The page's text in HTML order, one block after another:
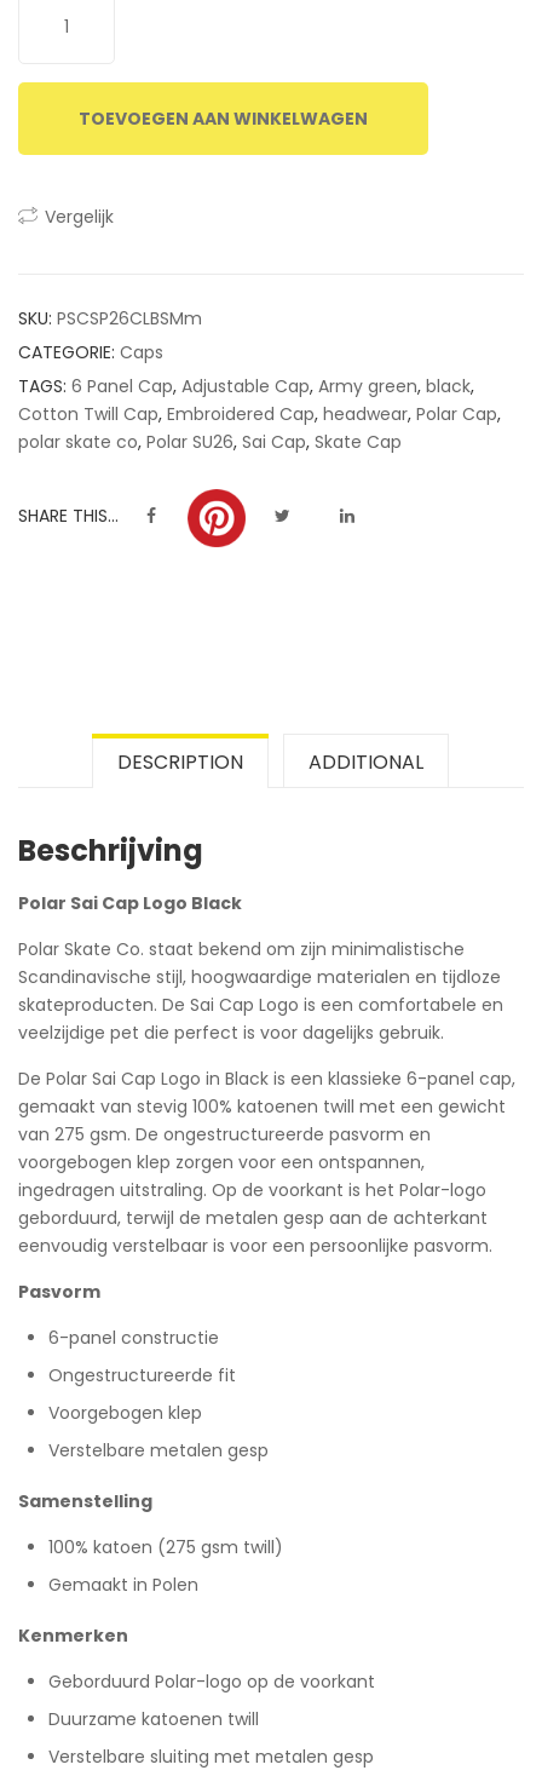
TOEVOEGEN AAN WINKELWAGEN
Vergelijk
SKU: PSCSP26CLBSMm
CATEGORIE: Caps
TAGS: 6 Panel Cap, Adjustable Cap, Army green, black,
Cotton Twill Cap, Embroidered Cap, headwear, Polar Cap,
polar skate co, Polar SU26, Sai Cap, Skate Cap
SHARE THIS...
DESCRIPTION ADDITIONAL
Beschrijving
Polar Sai Cap Logo Black
Polar Skate Co. staat bekend om zijn minimalistische
Scandinavische stijl, hoogwaardige materialen en tijdloze
skateproducten. De Sai Cap Logo is een comfortabele en
veelzijdige pet die perfect is voor dagelijks gebruik.
De Polar Sai Cap Logo in Black is een klassieke 6-panel cap,
gemaakt van stevig 100% katoenen twill met een gewicht
van 275 gsm. De ongestructureerde pasvorm en
voorgebogen klep zorgen voor een ontspannen,
ingedragen uitstraling. Op de voorkant is het Polar-logo
geborduurd, terwijl de metalen gesp aan de achterkant
eenvoudig verstelbaar is voor een persoonlijke pasvorm.
Pasvorm
6-panel constructie
Ongestructureerde fit
Voorgebogen klep
Verstelbare metalen gesp
Samenstelling
100% katoen (275 gsm twill)
Gemaakt in Polen
Kenmerken
Geborduurd Polar-logo op de voorkant
Duurzame katoenen twill
Verstelbare sluiting met metalen gesp